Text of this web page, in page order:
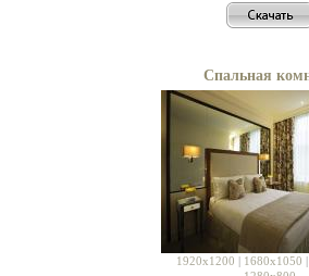
Спальная
1920x1200 | 1680x1050